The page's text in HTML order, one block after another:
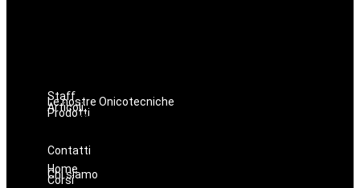
Staff
Le nostre Onicotecniche
Articoli
ProdottiOniconails
Prodotti per ricostruzione unghie
Contatti
Home
Chi siamo
Corsi